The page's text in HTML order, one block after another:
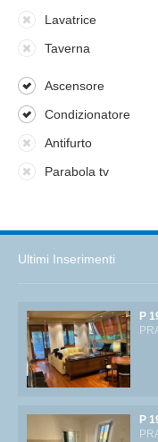
Lavatrice
Taverna
Ascensore
Condizionatore
Antifurto
Parabola tv
Ultimi Inserimenti
P
P